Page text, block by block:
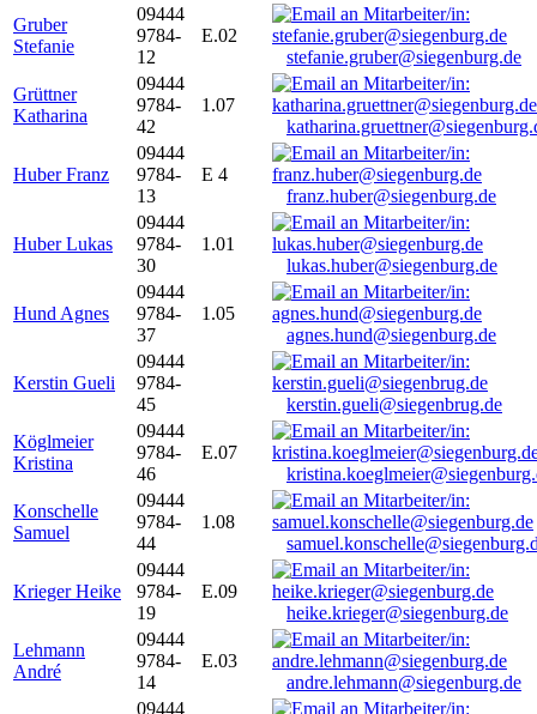
Gruber
Stefanie
09444
9784-
12
E.02
stefanie.gruber@siegenburg.de
Grüttner
Katharina
09444
9784-
42
1.07
Huber Franz
09444
9784-
13
E 4
franz.huber@siegenburg.de
Huber Lukas
09444
9784-
30
1.01
lukas.huber@siegenburg.de
Hund Agnes
09444
9784-
37
1.05
agnes.hund@siegenburg.de
Kerstin Gueli
09444
9784-
45
kerstin.gueli@siegenbrug.de
Köglmeier
Kristina
09444
9784-
46
E.07
Konschelle
Samuel
09444
9784-
44
1.08
Krieger Heike
09444
9784-
19
E.09
heike.krieger@siegenburg.de
Lehmann
André
09444
9784-
14
E.03
andre.lehmann@siegenburg.de
09444